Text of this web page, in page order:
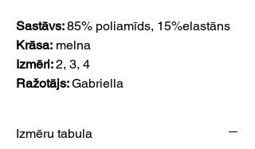
Sastāvs:85% poliamīds, 15%elastāns
Krāsa: melna
Izmēri:2, 3, 4
Ražotājs:Gabriella
Izmēru tabula